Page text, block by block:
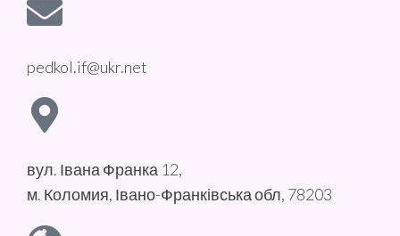
pedkol.if@ukr.net
вул. Івана Франка 12,
м. Коломия, Івано-Франківська обл, 78203